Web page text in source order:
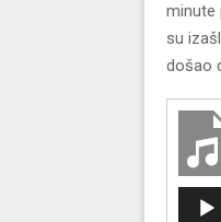
minute
su
došao